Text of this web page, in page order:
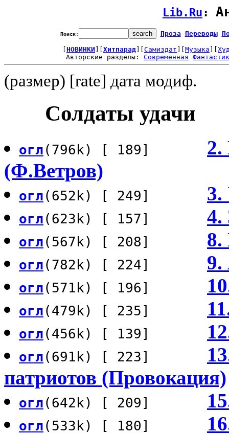
Lib.Ru :
Поиск: Проза Переводы
НОВИНКИ Хитпарад Самиздат Музыка
Авторские разделы: Современная
(размер) [rate] дата модиф.
Солдаты удачи
огл(796k) [ 189] 2.
(Ф.Ветров)
огл(652k) [ 249] 3.
огл(623k) [ 157] 4.
огл(567k) [ 208] 8.
огл(782k) [ 224] 9.
огл(571k) [ 196]
огл(479k) [ 235]
огл(456k) [ 139]
огл(691k) [ 223]
патриотов (Провокация)
огл(642k) [ 209]
огл(533k) [ 180]